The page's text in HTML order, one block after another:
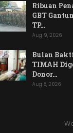
Ribuan
GBT
TP…
Aug 9, 2026
Bulan
TIMAH
Donor…
Aug 8, 2026